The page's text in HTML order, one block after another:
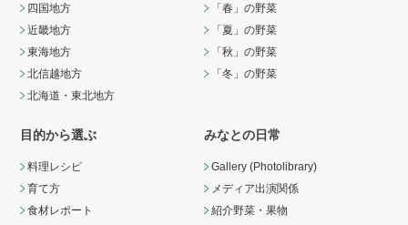
四国地方
近畿地方
東海地方
北信越地方
北海道・東北地方
「春」の野菜
「夏」の野菜
「秋」の野菜
「冬」の野菜
目的から選ぶ
料理レシピ
育て方
食材レポート
みなとの日常
Gallery (Photolibrary)
メディア出演関係
紹介野菜・果物